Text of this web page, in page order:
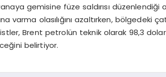
gemisine füze saldırısı düzenlendiği
varma olasılığını azaltırken, bölgedeki
Brent petrolün teknik olarak 98,3
belirtiyor.